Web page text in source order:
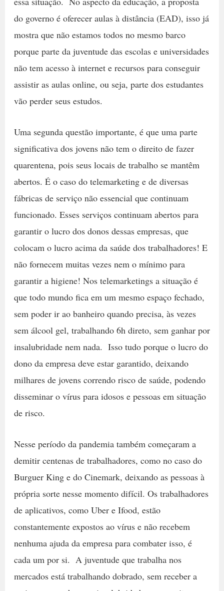
do governo é oferecer aulas à distância (EAD), isso já
mostra que não estamos todos no mesmo barco
porque parte da juventude das escolas e universidades
não tem acesso à internet e recursos para conseguir
assistir as aulas online, ou seja, parte dos estudantes
vão perder seus estudos.
Uma segunda questão importante, é que uma parte
significativa dos jovens não tem o direito de fazer
quarentena, pois seus locais de trabalho se mantêm
abertos. É o caso do telemarketing e de diversas
fábricas de serviço não essencial que continuam
funcionado. Esses serviços continuam abertos para
garantir o lucro dos donos dessas empresas, que
colocam o lucro acima da saúde dos trabalhadores! E
não fornecem muitas vezes nem o mínimo para
garantir a higiene! Nos telemarketings a situação é
que todo mundo fica em um mesmo espaço fechado,
sem poder ir ao banheiro quando precisa, às vezes
sem álcool gel, trabalhando 6h direto, sem ganhar por
insalubridade nem nada. Isso tudo porque o lucro do
dono da empresa deve estar garantido, deixando
milhares de jovens correndo risco de saúde, podendo
disseminar o vírus para idosos e pessoas em situação
de risco.
Nesse período da pandemia também começaram a
demitir centenas de trabalhadores, como no caso do
Burguer King e do Cinemark, deixando as pessoas à
própria sorte nesse momento difícil. Os trabalhadores
de aplicativos, como Uber e Ifood, estão
constantemente expostos ao vírus e não recebem
nenhuma ajuda da empresa para combater isso, é
cada um por si. A juventude que trabalha nos
mercados está trabalhando dobrado, sem receber a